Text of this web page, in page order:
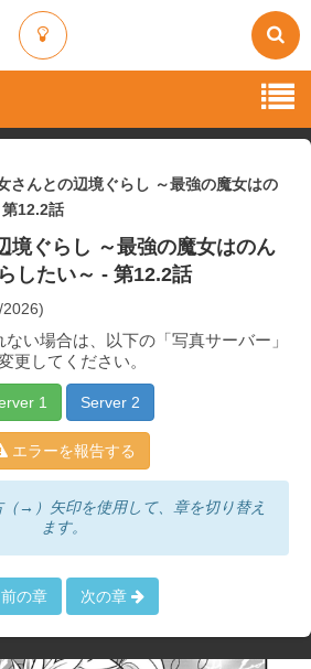
さんとの辺境ぐらし ～最強の魔女はの
第12.2話
境ぐらし ～最強の魔女はのん
したい～ - 第12.2話
い場合は、以下の「写真サーバー」
更してください。
1 Server 2
エラーを報告する
→）矢印を使用して、章を切り替え
ます。
前の章 次の章